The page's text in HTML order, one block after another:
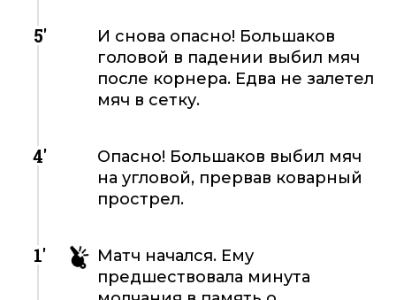
5'
И снова опасно! Большаков
головой в падении выбил мяч
после корнера. Едва не залетел
мяч в сетку.
4'
Опасно! Большаков выбил мяч
на угловой, прервав коварный
прострел.
1'
Матч начался. Ему
предшествовала минута